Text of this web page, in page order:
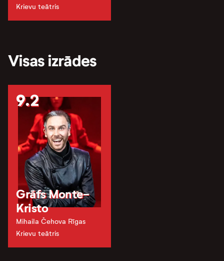
Krievu teātris
Visas izrādes
9.2
Grāfs Monte-
Kristo
Mihaila Čehova Rīgas
Krievu teātris